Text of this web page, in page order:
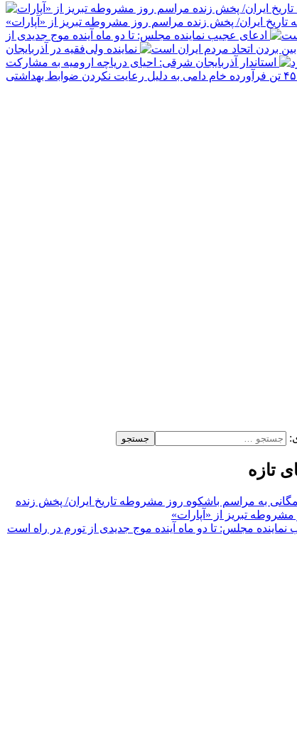
ایران/ پخش زنده مراسم روز مشروطه تبریز از «آپارات»
ادعای عجیب نماینده مجلس: تا دو ماه آینده موج جدیدی از
نماینده ولی‌فقیه در آذربایجان
استاندار آذربایجان شرقی: احیای دریاچه ارومیه به مشارکت
تازه
به مراسم باشکوه روز مشروطه تاریخ ایران/ پخش زنده
تبریز از «آپارات»
نماینده مجلس: تا دو ماه آینده موج جدیدی از تورم در راه است